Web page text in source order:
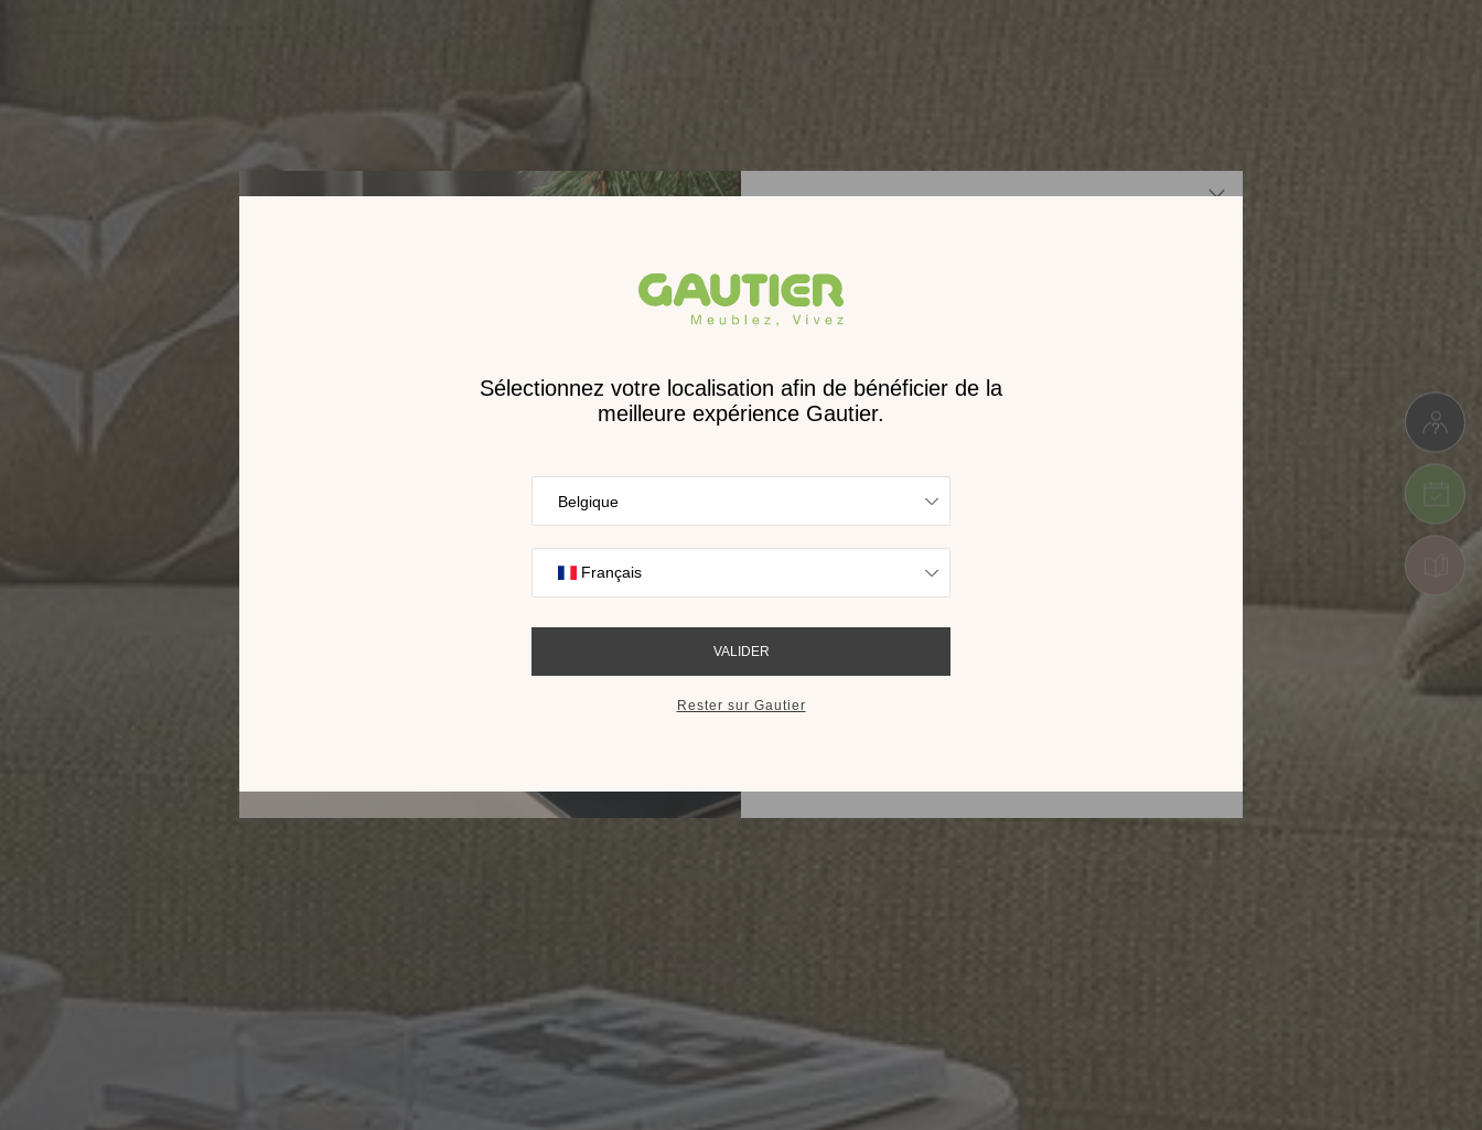
nouveau catalogue
Trouvez l’inspiration en découvrant
nos collections sur l’écran de votre
RECEVOIR LE CATALOGUE 2026